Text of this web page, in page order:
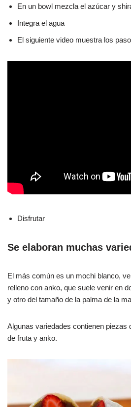
En un bowl mezcla el azúcar y
Integra el agua
El siguiente video muestra los
Disfrutar
Se elaboran muchas
El más común es un mochi blanco,
relleno con anko, que suele venir en
y otro del tamaño de la palma de la
Algunas variedades contienen piezas
de fruta y anko.